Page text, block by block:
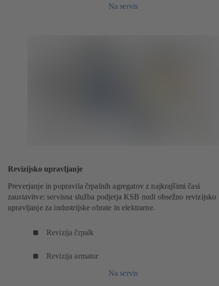
Na servis
Revizijsko upravljanje
Preverjanje in popravila črpalnih agregatov z najkrajšimi časi
zaustavitve: servisna služba podjetja KSB nudi obsežno revizijsko
upravljanje za industrijske obrate in elektrarne.
Revizija črpalk
Revizija armatur
Na servis